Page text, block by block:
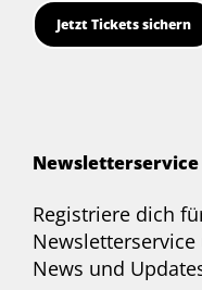
Jetzt Tickets sichern
Newsletterservice
Registriere dich
News und